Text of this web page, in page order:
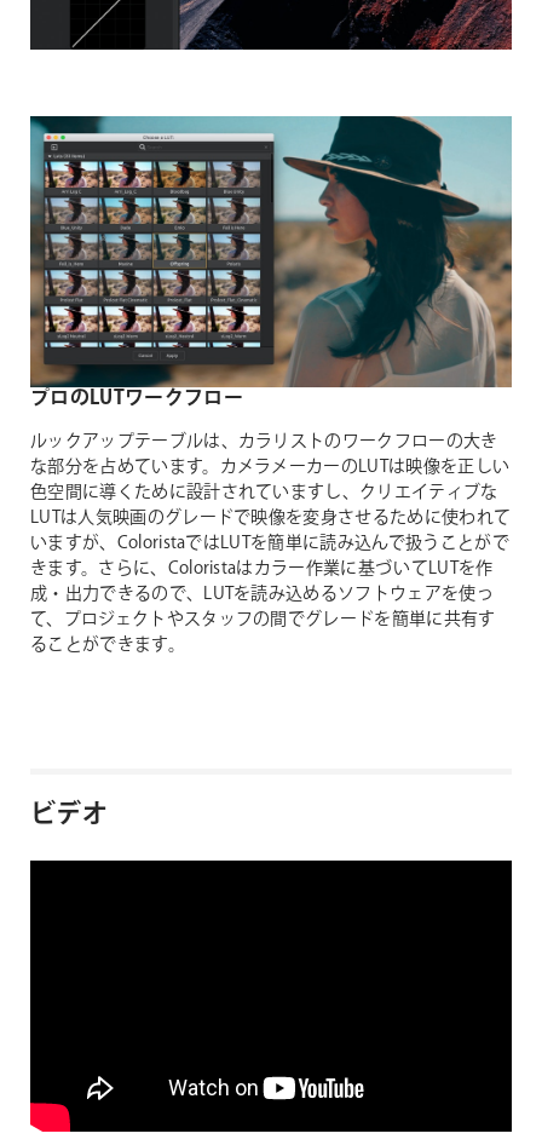
プロのLUTワークフロー
ルックアップテーブルは、カラリストのワークフローの大き
な部分を占めています。カメラメーカーのLUTは映像を正しい
色空間に導くために設計されていますし、クリエイティブな
LUTは人気映画のグレードで映像を変身させるために使われて
いますが、ColoristaではLUTを簡単に読み込んで扱うことがで
きます。さらに、Coloristaはカラー作業に基づいてLUTを作
成・出力できるので、LUTを読み込めるソフトウェアを使っ
て、プロジェクトやスタッフの間でグレードを簡単に共有す
ることができます。
ビデオ